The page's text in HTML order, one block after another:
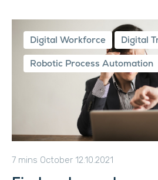
Digital Workforce Digital
Robotic Process Automation
7 mins October 12.10.2021